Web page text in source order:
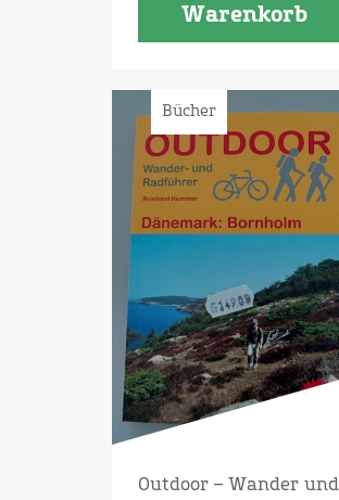
Warenkorb
Bücher
Outdoor – Wander und